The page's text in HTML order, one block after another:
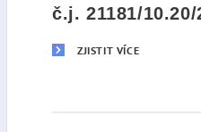
č.j. 21181/10.20/
ZJISTIT VÍCE